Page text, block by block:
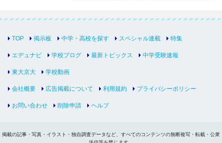
TOP 掲示板 中学・高校を探す スペシャル連載 特集
エデュナビ 学校ブログ 最新トピックス 中学受験速報
東大京大 学校動画
会社概要 広告掲載について 利用規約 プライバシーポリシー
お問い合わせ 削除申請 ヘルプ
掲載の記事・写真・イラスト・独自調査データなど、すべてのコンテンツの無断複写・転載・公衆